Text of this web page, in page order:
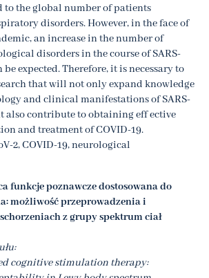
to the global number of patients
disorders. However, in the face of
an increase in the number of
disorders in the course of SARS-
expected. Therefore, it is necessary to
that will not only expand knowledge
and clinical manifestations of SARS-
also contribute to obtaining eff ective
and treatment of COVID-19.
2, COVID-19, neurological
funkcje poznawcze dostosowana do
możliwość przeprowadzenia i
z grupy spektrum ciał
cognitive stimulation therapy: